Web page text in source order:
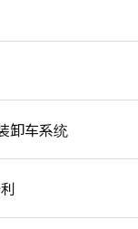
卸车系统